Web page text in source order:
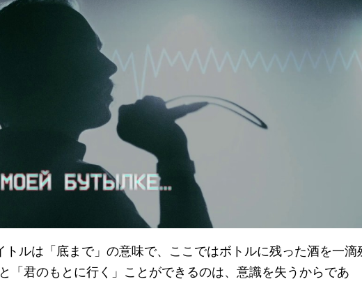
トルは「底まで」の意味で、ここではボトルに残った酒を一滴
「君のもとに行く」ことができるのは、意識を失うからであ